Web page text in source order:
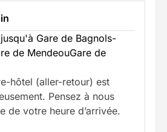
Gare de Bagnols-
de MendeouGare de
hôtel (aller-retour) est
Pensez à nous
de votre heure d’arrivée.